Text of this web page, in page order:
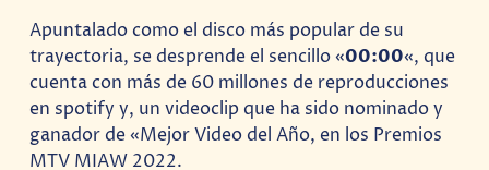
Apuntalado como el disco más popular de su
trayectoria, se desprende el sencillo «00:00«, que
cuenta con más de 60 millones de reproducciones
en spotify y, un videoclip que ha sido nominado y
ganador de «Mejor Video del Año, en los Premios
MTV MIAW 2022.